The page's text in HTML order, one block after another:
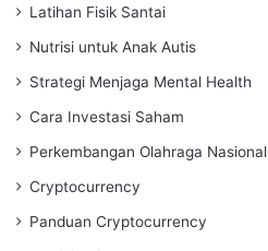
Latihan Fisik Santai
Nutrisi untuk Anak Autis
Strategi Menjaga Mental Health
Cara Investasi Saham
Perkembangan Olahraga Nasional
Cryptocurrency
Panduan Cryptocurrency